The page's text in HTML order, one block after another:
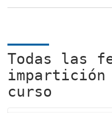
Todas las
impartición
curso